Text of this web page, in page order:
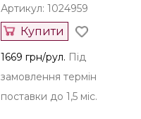
Артикул: 1024959
Купити
1669 грн/рул. Під
замовлення термін
поставки до 1,5 міс.